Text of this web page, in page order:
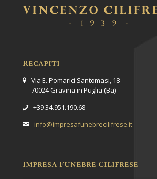
Recapiti
Via E. Pomarici Santomasi, 18
70024 Gravina in Puglia (Ba)
+39 34.951.190.68
info@impresafunebrecilifrese.it
Impresa Funebre Cilifrese